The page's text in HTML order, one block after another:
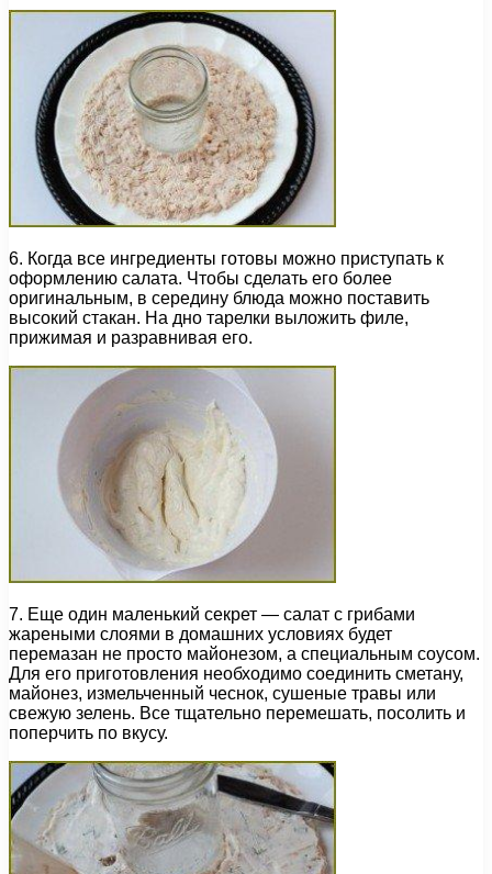
6. Когда все ингредиенты готовы можно приступать к
оформлению салата. Чтобы сделать его более
оригинальным, в середину блюда можно поставить
высокий стакан. На дно тарелки выложить филе,
прижимая и разравнивая его.
7. Еще один маленький секрет — салат с грибами
жареными слоями в домашних условиях будет
перемазан не просто майонезом, а специальным соусом.
Для его приготовления необходимо соединить сметану,
майонез, измельченный чеснок, сушеные травы или
свежую зелень. Все тщательно перемешать, посолить и
поперчить по вкусу.